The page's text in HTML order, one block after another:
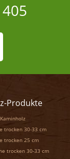
Produkte
trocken 30-33 cm
trocken 25 cm
trocken 30-33 cm